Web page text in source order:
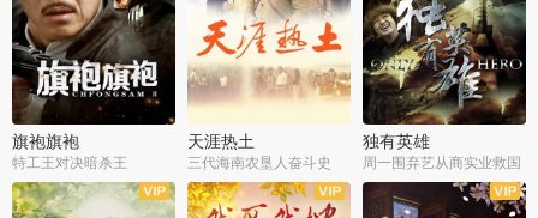
旗袍旗袍
特工王对决暗杀王
天涯热土
三代海南农垦人奋斗史
独有英雄
周一围弃艺从商实业救国
全34集
全50集 全51集